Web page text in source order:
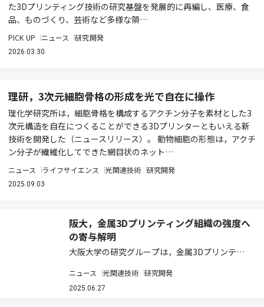
た3Dプリンティング技術の研究基盤を発展的に再編し、医療、食
品、ものづくり、芸術など多様な領…
PICK UP ニュース 研究開発
2026.03.30
理研，3次元細胞骨格の形成を光で自在に操作
理化学研究所は，細胞骨格を構成するアクチン分子を素材とした3
次元構造を自在につくることができる3Dプリンターともいえる新
技術を開発した（ニュースリリース）。 動物細胞の形態は，アクチ
ン分子が繊維化してできた網目状のネット…
ニュース ライフサイエンス 光関連技術 研究開発
2025.09.03
阪大，金属3Dプリンティング組織の強度へ
の寄与解明
大阪大学の研究グループは，金属3Dプリンティ
形成される，マイクロメートルスケールの結晶学
的ラメラ構造と，ナノメートルサイズのセル組織
ニュース 光関連技術 研究開発
2025.06.27